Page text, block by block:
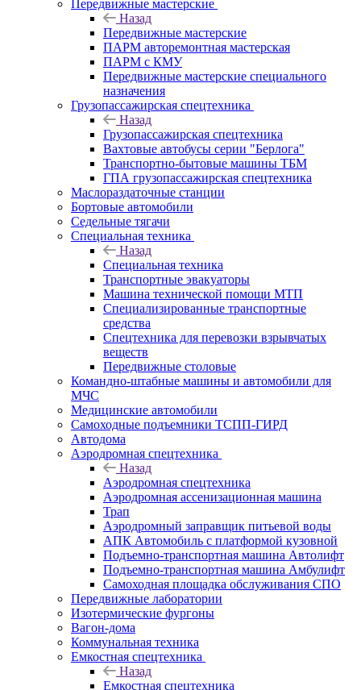
Передвижные мастерские
Назад
Передвижные мастерские
ПАРМ авторемонтная мастерская
ПАРМ с КМУ
Передвижные мастерские специального
назначения
Грузопассажирская спецтехника
Назад
Грузопассажирская спецтехника
Вахтовые автобусы серии "Берлога"
Транспортно-бытовые машины ТБМ
ГПА грузопассажирская спецтехника
Маслораздаточные станции
Бортовые автомобили
Седельные тягачи
Специальная техника
Назад
Специальная техника
Транспортные эвакуаторы
Машина технической помощи МТП
Специализированные транспортные
средства
Спецтехника для перевозки взрывчатых
веществ
Передвижные столовые
Командно-штабные машины и автомобили для
МЧС
Медицинские автомобили
Самоходные подъемники ТСПП-ГИРД
Автодома
Аэродромная спецтехника
Назад
Аэродромная спецтехника
Аэродромная ассенизационная машина
Трап
Аэродромный заправщик питьевой воды
АПК Автомобиль с платформой кузовной
Подъемно-транспортная машина Автолифт
Подъемно-транспортная машина Амбулифт
Самоходная площадка обслуживания СПО
Передвижные лаборатории
Изотермические фургоны
Вагон-дома
Коммунальная техника
Емкостная спецтехника
Назад
Емкостная спецтехника